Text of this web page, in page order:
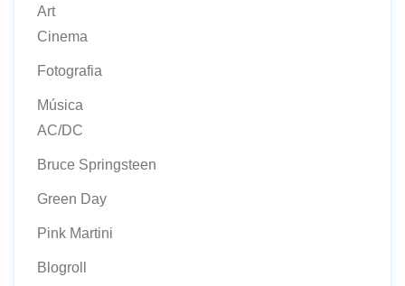
Art
Cinema
Fotografia
Música
AC/DC
Bruce Springsteen
Green Day
Pink Martini
Blogroll